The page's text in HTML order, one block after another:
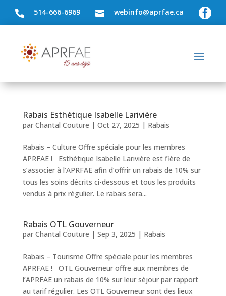
 514-666-6969  webinfo@aprfae.ca 
Rabais Esthétique Isabelle Larivière
par Chantal Couture | Oct 27, 2025 | Rabais
Rabais – Culture Offre spéciale pour les membres
APRFAE ! Esthétique Isabelle Larivière est fière de
s’associer à l’APRFAE afin d’offrir un rabais de 10% sur
tous les soins décrits ci-dessous et tous les produits
vendus à prix régulier. Le rabais sera...
Rabais OTL Gouverneur
par Chantal Couture | Sep 3, 2025 | Rabais
Rabais – Tourisme Offre spéciale pour les membres
APRFAE ! OTL Gouverneur offre aux membres de
l’APRFAE un rabais de 10% sur leur séjour par rapport
au tarif régulier. Les OTL Gouverneur sont des lieux